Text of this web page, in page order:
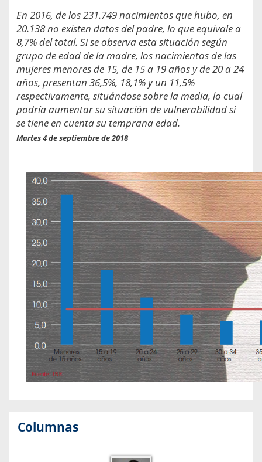
En 2016, de los 231.749 nacimientos que hubo, en
20.138 no existen datos del padre, lo que equivale a
8,7% del total. Si se observa esta situación según
grupo de edad de la madre, los nacimientos de las
mujeres menores de 15, de 15 a 19 años y de 20 a 24
años, presentan 36,5%, 18,1% y un 11,5%
respectivamente, situándose sobre la media, lo cual
podría aumentar su situación de vulnerabilidad si
se tiene en cuenta su temprana edad.
Martes 4 de septiembre de 2018
Columnas